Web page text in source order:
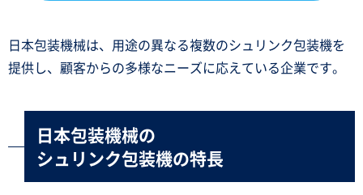
日本包装機械は、用途の異なる複数のシュリンク包装機を
提供し、顧客からの多様なニーズに応えている企業です。
日本包装機械の
シュリンク包装機の特長